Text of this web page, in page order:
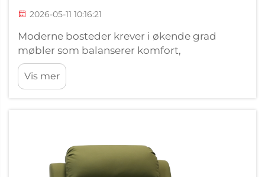
2026-05-11 10:16:21
Moderne bosteder krever i økende grad
møbler som balanserer komfort,
funksjonalitet og teknologisk innovasjon. En
strømdrevet reklinatorsofa representerer en
betydelig utvikling innen hjemmestol-
Vis mer